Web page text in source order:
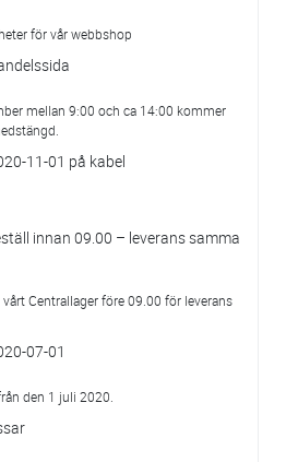
för vår webbshop
mellan 9:00 och ca 14:00 kommer
11-01 på kabel
innan 09.00 – leverans samma
Centrallager före 09.00 för leverans
07-01
den 1 juli 2020.